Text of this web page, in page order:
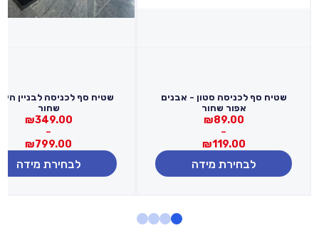
שטיח סף לכניסה סטון - אבנים
אפור שחור
₪89.00
–
₪119.00
עד
לבחירת מידה
שטיח סף לכניסה לבניין
שחור
₪349.00
–
₪799.00
עד
לבחירת מידה